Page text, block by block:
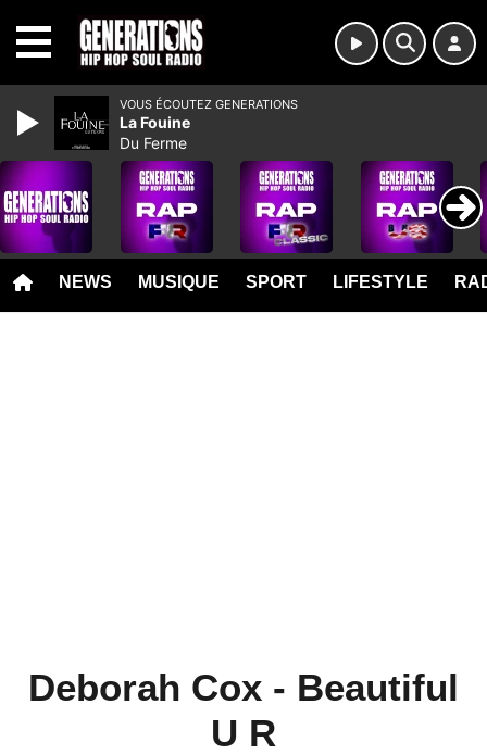
NEWS MUSIQUE SPORT LIFESTYLE
Deborah Cox - Beautiful
U R
VOUS ÉCOUTEZ GENERATIONS
La Fouine
Du Ferme